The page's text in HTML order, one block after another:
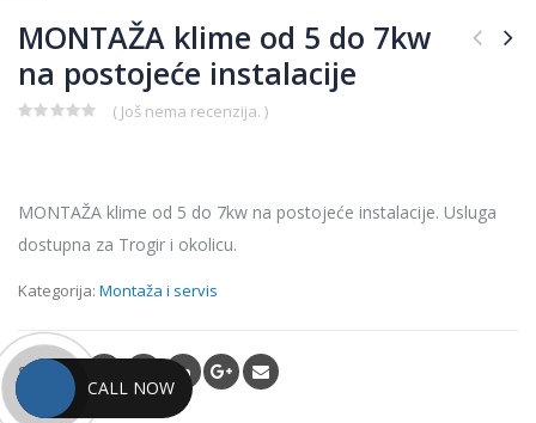
MONTAŽA klime od 5 do 7kw
na postojeće instalacije
( Još nema recenzija. )
bila
je:
1,250.00kn.
je:
950.00kn.
MONTAŽA klime od 5 do 7kw na postojeće instalacije. Usluga
dostupna za Trogir i okolicu.
Kategorija: Montaža i servis
SHARE
CALL NOW